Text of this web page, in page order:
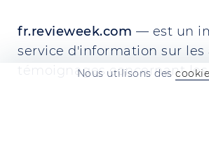
fr.revieweek.com — est un
service d'information sur les
témoignages concernant les
Nous utilisons des